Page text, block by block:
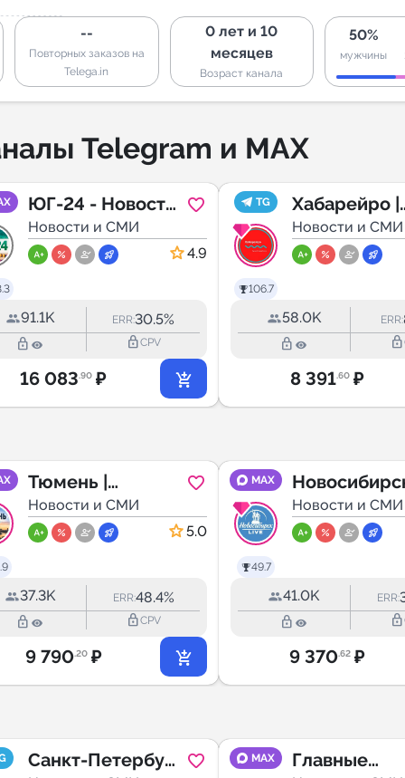
--
Повторных заказов на
Telega.in
0 лет и 10
месяцев
Возраст канала
50%
мужчины
Telegram и MAX
ЮГ-24 - Новости
КРАСНОДАРА и
КРАЯ
Новости и СМИ
4.9
91.1K ERR:30.5%
lock_outline lock_outlineCPV
16 083.90 ₽
TG
106.7
Хабарейро |
Хабаровск
Новости и СМИ
58.0K ERR:
lock_outline lock_outline
8 391.60 ₽
Тюмень |
Новости
Новости и СМИ
5.0
37.3K ERR:48.4%
lock_outline lock_outlineCPV
9 790.20 ₽
MAX
49.7
Live
Новости и СМИ
41.0K ERR:
lock_outline lock_outline
9 370.62 ₽
Санкт-Петербург
MAX
Главные